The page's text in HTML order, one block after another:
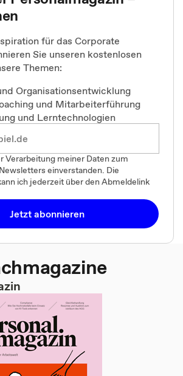
für das Corporate
Sie unseren kostenlosen
Themen:
Organisationsentwicklung
und Mitarbeiterführung
und Lerntechnologien
Verarbeitung meiner Daten zum
einverstanden. Die
ich jederzeit über den Abmeldelink
Jetzt abonnieren